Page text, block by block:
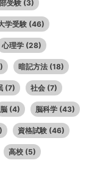
受験 (3)
学受験 (46)
心理学 (28)
暗記方法 (18)
(7) 社会 (7)
脳 (4) 脳科学 (43)
資格試験 (46)
高校 (5)